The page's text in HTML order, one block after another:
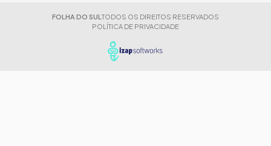
FOLHA DO SUL TODOS OS DIREITOS RESERVADOS
POLÍTICA DE PRIVACIDADE